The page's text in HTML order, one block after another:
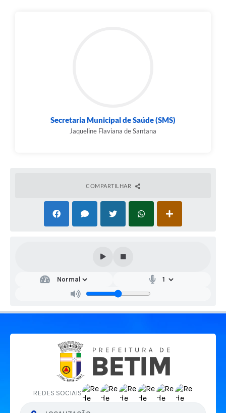
Secretaria Municipal de Saúde (SMS)
Jaqueline Flaviana de Santana
COMPARTILHAR
REDES SOCIAIS